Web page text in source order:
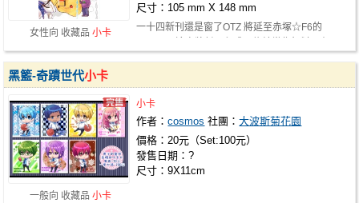
女性向 收藏品 小卡
尺寸：105 mm X 148 mm
一十四新刊還是窗了OTZ 將延至赤塚☆F6的
一般向 收藏品 小卡
黑籃-奇蹟世代小卡
小卡
作者：cosmos 社團：大波斯菊花園
價格：20元（Set:100元）
發售日期：?
尺寸：9X11cm